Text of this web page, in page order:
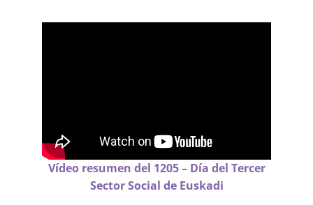
Vídeo resumen del 1205 – Día del Tercer
Sector Social de Euskadi